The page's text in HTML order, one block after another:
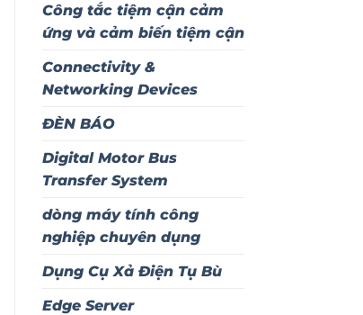
Công tắc tiệm cận cảm
ứng và cảm biến tiệm cận
Connectivity &
Networking Devices
ĐÈN BÁO
Digital Motor Bus
Transfer System
dòng máy tính công
nghiệp chuyên dụng
Dụng Cụ Xả Điện Tụ Bù
Edge Server